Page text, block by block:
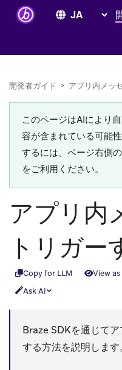
開発者ガイド > アプリ内メッ
このページはAIにより
容が含まれている可能
するには、ページ右側
をご利用ください。
アプリ内
トリガー
Copy for LLM View
Ask AI
Braze SDKを通じて
する方法を説明します